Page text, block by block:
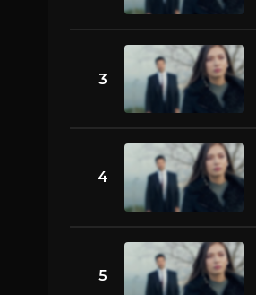
3
4
5